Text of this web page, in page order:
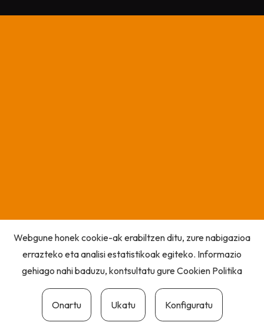
Webgune honek cookie-ak erabiltzen ditu, zure nabigazioa
errazteko eta analisi estatistikoak egiteko. Informazio
gehiago nahi baduzu, kontsultatu gureCookien Politika
Onartu Ukatu Konfiguratu